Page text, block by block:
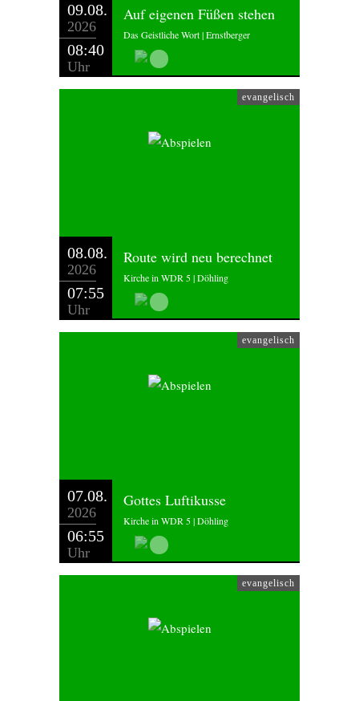
09.08.
2026
08:40
Uhr
Auf eigenen Füßen stehen
Das Geistliche Wort | Ernstberger
evangelisch
08.08.
2026
07:55
Uhr
Route wird neu berechnet
Kirche in WDR 5 | Döhling
evangelisch
07.08.
2026
06:55
Uhr
Gottes Luftikusse
Kirche in WDR 5 | Döhling
evangelisch